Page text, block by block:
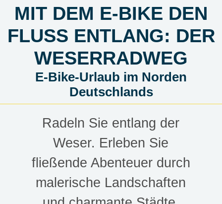
MIT DEM E-BIKE DEN
FLUSS ENTLANG: DER
WESERRADWEG
E-Bike-Urlaub im Norden
Deutschlands
Radeln Sie entlang der
Weser. Erleben Sie
fließende Abenteuer durch
malerische Landschaften